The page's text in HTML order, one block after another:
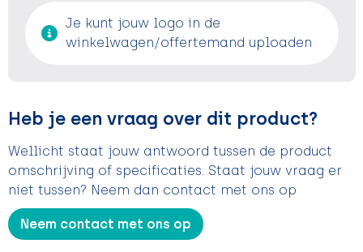
Je kunt jouw logo in de
winkelwagen/offertemand uploaden
Heb je een vraag over dit product?
Wellicht staat jouw antwoord tussen de product
omschrijving of specificaties. Staat jouw vraag er
niet tussen? Neem dan contact met ons op
Neem contact met ons op